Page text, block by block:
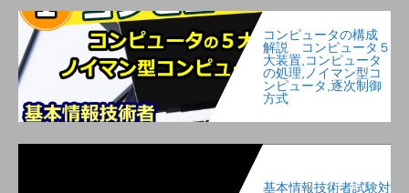
コンピュータの構成
解説 コンピュータ５
大装置,コンピュータ
の処理,ノイマン型コ
ンピュータ,逐次制御
方式
基本情報技術者試験対